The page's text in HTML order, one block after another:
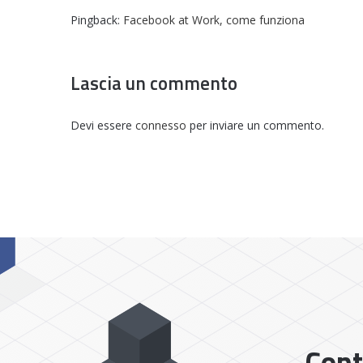
Pingback: Facebook at Work, come funziona
Lascia un commento
Devi essere connesso per inviare un commento.